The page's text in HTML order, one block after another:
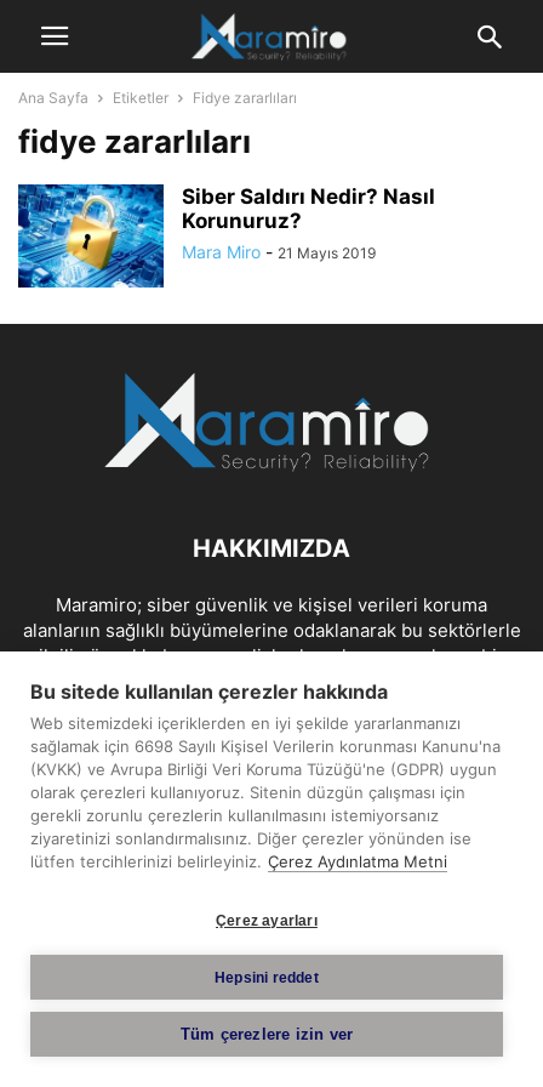
Ana Sayfa Etiketler Fidye zararlıları
fidye zararlıları
Siber Saldırı Nedir? Nasıl
Korunuruz?
Mara Miro - 21 Mayıs 2019
HAKKIMIZDA
Maramiro; siber güvenlik ve kişisel verileri koruma
alanlarıın sağlıklı büyümelerine odaklanarak bu sektörlerle
ilgili güncel haber ve analizler hazırlayıp yayınlayan bir
haber sitesidir.
İletişim:maramiro@sentezmedya.com.tr
BIZI TAKIP EDIN
Telif Hakkı © 2019 - 2026 Sentez Medya Limited. Tüm hakları
saklıdır.
Bu sitede kullanılan çerezler hakkında
Web sitemizdeki içeriklerden en iyi şekilde yararlanmanızı
sağlamak için 6698 Sayılı Kişisel Verilerin korunması Kanunu'na
(KVKK) ve Avrupa Birliği Veri Koruma Tüzüğü'ne (GDPR) uygun
olarak çerezleri kullanıyoruz. Sitenin düzgün çalışması için
gerekli zorunlu çerezlerin kullanılmasını istemiyorsanız
ziyaretinizi sonlandırmalısınız. Diğer çerezler yönünden ise
lütfen tercihlerinizi belirleyiniz. Çerez Aydınlatma Metni
Çerez ayarları
Hepsini reddet
Tüm çerezlere izin ver